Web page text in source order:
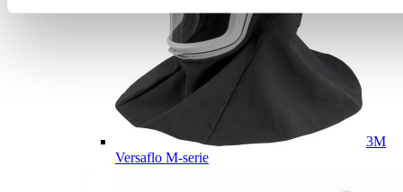
3M
Versaflo M-serie